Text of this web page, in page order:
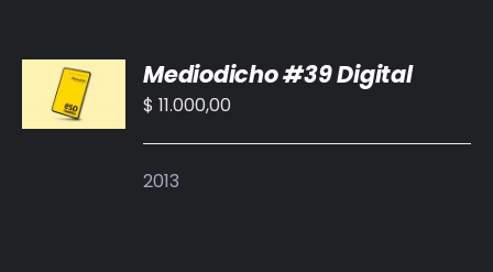
AL
CARRITO
/
Mediodicho #39 Digital
$ 11.000,00
2013